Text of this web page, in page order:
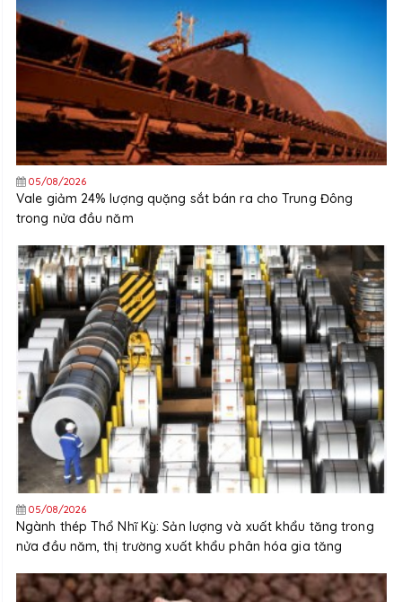
05/08/2026
Vale giảm 24% lượng quặng sắt bán ra cho Trung Đông
trong nửa đầu năm
05/08/2026
Ngành thép Thổ Nhĩ Kỳ: Sản lượng và xuất khẩu tăng trong
nửa đầu năm, thị trường xuất khẩu phân hóa gia tăng